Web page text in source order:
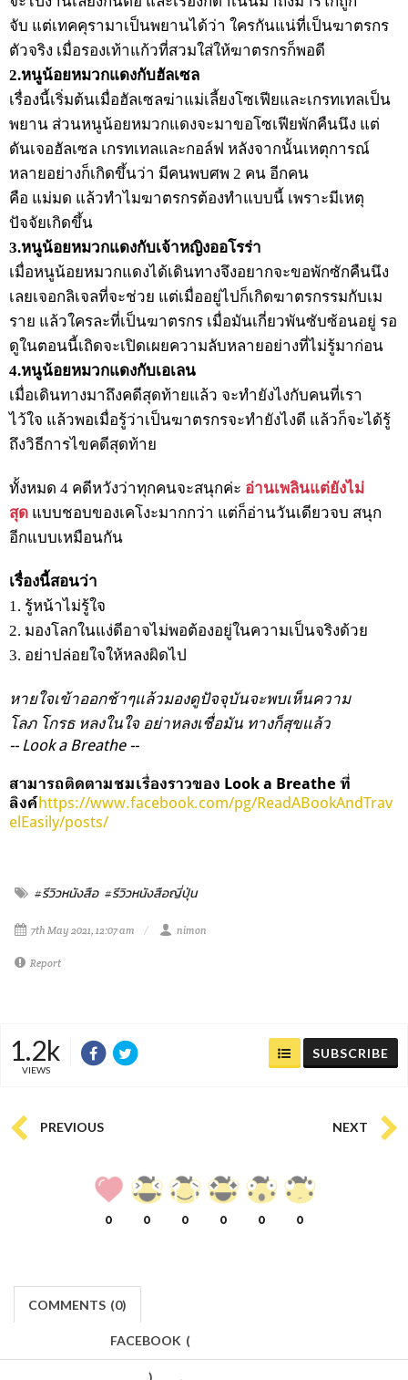
จับ แต่เทคคุรามาเป็นพยานได้ว่า ใครกันแน่ที่เป็นฆาตรกร
ตัวจริง เมื่อรองเท้าแก้วที่สวมใส่ให้ฆาตรกรก็พอดี
2.หนูน้อยหมวกแดงกับฮัลเซล
เรื่องนี้เริ่มต้นเมื่อฮัลเซลฆ่าแม่เลี้ยงโซเฟียและเกรทเทลเป็น
พยาน ส่วนหนูน้อยหมวกแดงจะมาขอโซเฟียพักคืนนึง แต่
ดันเจอฮัลเซล เกรทเทลและกอล์ฟ หลังจากนั้นเหตุการณ์
หลายอย่างก็เกิดขึ้นว่า มีคนพบศพ 2 คน อีกคน
คือ แม่มด แล้วทำไมฆาตรกรต้องทำแบบนี้ เพราะมีเหตุ
ปัจจัยเกิดขึ้น
3.หนูน้อยหมวกแดงกับเจ้าหญิงออโรร่า
เมื่อหนูน้อยหมวกแดงได้เดินทางจึงอยากจะขอพักซักคืนนึง
เลยเจอกลิเจลที่จะช่วย แต่เมื่ออยู่ไปก็เกิดฆาตรกรรมกับเม
ราย แล้วใครละที่เป็นฆาตรกร เมื่อมันเกี่ยวพันซับซ้อนอยู่ รอ
ดูในตอนนี้เถิดจะเปิดเผยความลับหลายอย่างที่ไม่รู้มาก่อน
4.หนูน้อยหมวกแดงกับเอเลน
เมื่อเดินทางมาถึงคดีสุดท้ายแล้ว จะทำยังไงกับคนที่เรา
ไว้ใจ แล้วพอเมื่อรู้ว่าเป็นฆาตรกรจะทำยังไงดี แล้วก็จะได้รู้
ถึงวิธีการไขคดีสุดท้าย
ทั้งหมด 4 คดีหวังว่าทุกคนจะสนุกค่ะ อ่านเพลินแต่ยังไม่
สุด แบบชอบของเคโงะมากกว่า แต่ก็อ่านวันเดียวจบ สนุก
อีกแบบเหมือนกัน
เรื่องนี้สอนว่า
1. รู้หน้าไม่รู้ใจ
2. มองโลกในแง่ดีอาจไม่พอต้องอยู่ในความเป็นจริงด้วย
3. อย่าปล่อยใจให้หลงผิดไป
หายใจเข้าออกช้าๆแล้วมองดูปัจจุบันจะพบเห็นความ
โลภ โกรธ หลงในใจ อย่าหลงเชื่อมัน ทางก็สุขแล้ว
-- Look a Breathe --
สามารถติดตามชมเรื่องราวของ Look a Breathe ที่
ลิงค์https://www.facebook.com/pg/ReadABookAndTrav
elEasily/posts/
#รีวิวหนังสือ #รีวิวหนังสือญี่ปุ่น
7th May 2021, 12:07 am nimon
Report
1.2k
VIEWS
SUBSCRIBE
PREVIOUS NEXT
0 0 0 0 0 0
COMMENTS (0)
FACEBOOK (